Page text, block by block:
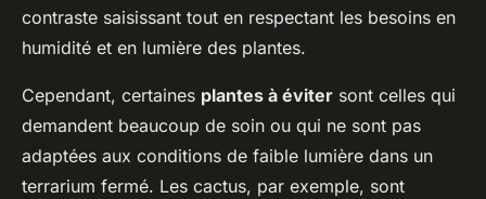
contraste saisissant tout en respectant les besoins en
humidité et en lumière des plantes.
Cependant, certaines plantes à éviter sont celles qui
demandent beaucoup de soin ou qui ne sont pas
adaptées aux conditions de faible lumière dans un
terrarium fermé. Les cactus, par exemple, sont